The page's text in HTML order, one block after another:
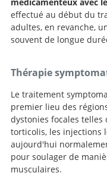
effectué au début du
adultes, en revanche,
souvent de longue
Thérapie
Le traitement
premier lieu des
dystonies focales
torticolis, les injections
aujourd'hui
pour soulager de
musculaires.